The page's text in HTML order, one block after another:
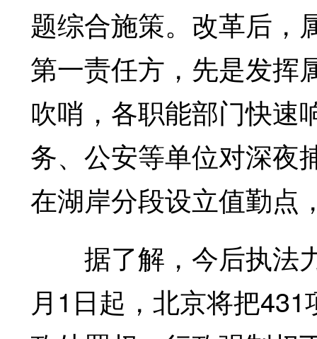
题综合施策。改革后，
第一责任方，先是发挥
吹哨，各职能部门快速
务、公安等单位对深夜
在湖岸分段设立值勤点
据了解，今后执法
月1日起，北京将把